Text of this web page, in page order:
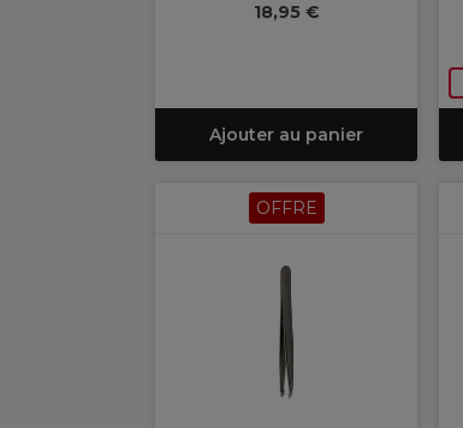
18,95 €
Ajouter au panier
OFFRE